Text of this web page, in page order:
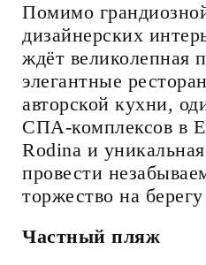
Помимо
дизайнерских
ждёт великолепная
элегантные
авторской кухни,
СПА-комплексов в
Rodina и
провести
торжество на
Частный пляж